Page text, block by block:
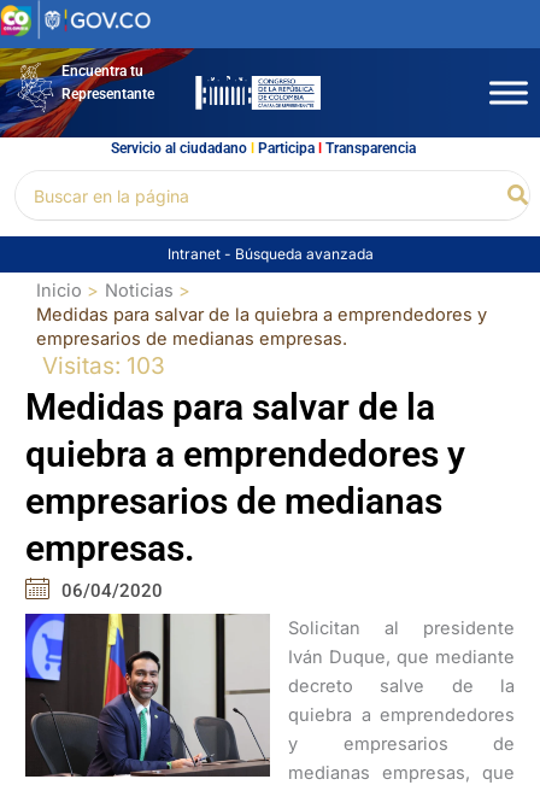
Ir
al
contenidoEncuentra tu
Representante
Servicio al ciudadano l Participal Transparencia
por:
Intranet - Búsqueda avanzada
Inicio
Noticias
Medidas para salvar de la quiebra a emprendedores y
empresarios de medianas empresas.
Visitas: 103
Medidas para salvar de la
quiebra a emprendedores y
empresarios de medianas
empresas.
06/04/2020
Solicitan al presidente
Iván Duque, que mediante
decreto salve de la
quiebra a emprendedores
y empresarios de
medianas empresas, que